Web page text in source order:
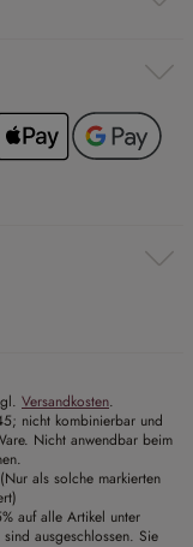
Versandkosten.
nicht kombinierbar und
Nicht anwendbar beim
als solche markierten
auf alle Artikel unter
ausgeschlossen. Sie